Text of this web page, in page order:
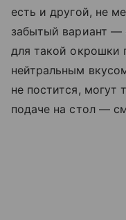
есть и другой, не
забытый вариант —
для такой окрошки
нейтральным
не постится, могут
подаче на стол —